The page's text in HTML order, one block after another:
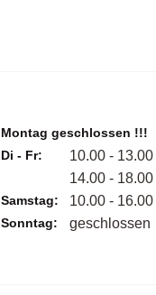
Montag geschlossen !!!
Di - Fr:
10.00 -
14.00 -
Samstag: 10.00 -
Sonntag: geschlossen